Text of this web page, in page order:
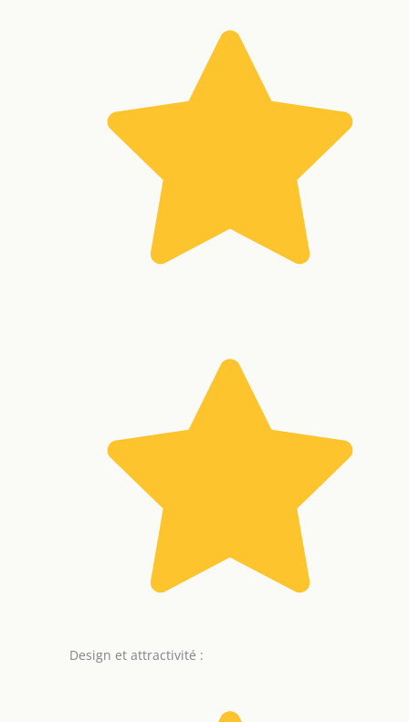
Design et attractivité :